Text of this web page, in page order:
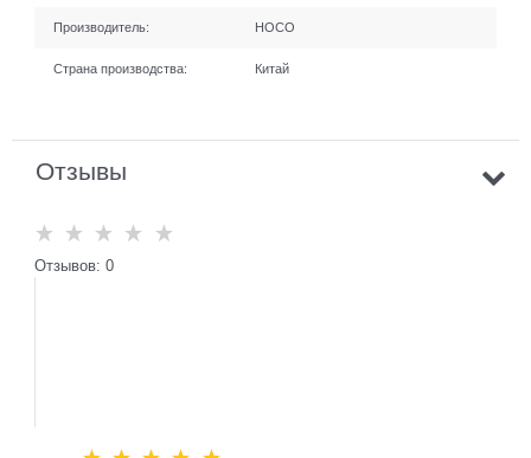
Производитель: HOCO
Страна производства: Китай
Отзывы
Отзывов: 0